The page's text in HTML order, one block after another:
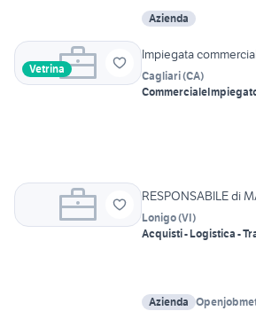
Azienda
Vetrina
Impiegata
Cagliari(CA)
Commerciale
RESPONSABILE di
Lonigo(VI)
Acquisti - Logistica -
Azienda